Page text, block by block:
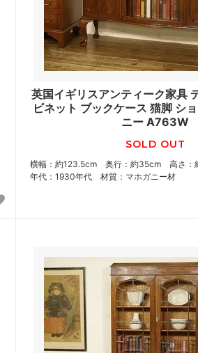
英国イギリスアンティーク家具
ビネット ブックケース 猫脚 シ
ニー A763W
SOLD OUT
横幅：約123.5cm 奥行：約35cm 高さ：
年代：1930年代 材質：マホガニー材